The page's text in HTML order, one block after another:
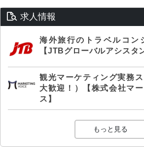
求人情報
海外旅行のトラベルコン
【JTBグローバルアシスタ
観光マーケティング実務
大歓迎！）【株式会社マ
ス】
もっと見る